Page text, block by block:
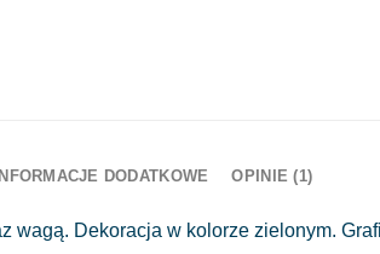
INFORMACJE DODATKOWE OPINIE (1)
wagą. Dekoracja w kolorze zielonym.